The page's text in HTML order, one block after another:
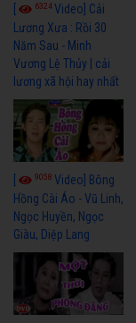
6324Video] Cải
Lương Xưa : Rồi 30
Năm Sau - Minh
Vương Lệ Thủy | cải
lương xã hội hay nhất
9058 Video] Bông
Hồng Cài Áo - Vũ Linh,
Ngọc Huyền, Ngọc
Giàu, Diệp Lang